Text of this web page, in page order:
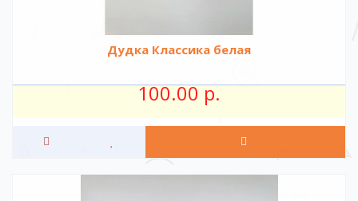
Дудка Классика белая
100.00 р.